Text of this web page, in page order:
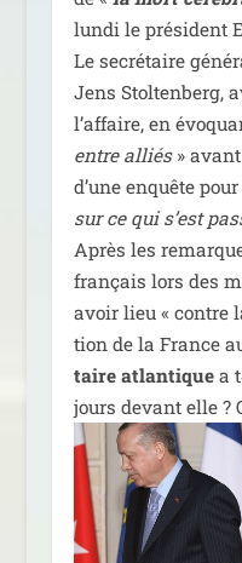
lun­di le pré­sident
Le secré­taire
Jens Stoltenberg,
l’af­faire, en
entre alliés» avant
d’une enquête pour
sur ce qui s’est
Après les
fran­çais lors des
avoir lieu « contre
tion de la France
taire atlan­tiquea
jours devant elle ?